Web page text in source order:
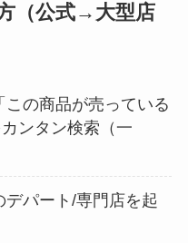
（公式→大型店
の商品が売っている
ンタン検索（一
パート/専門店を起